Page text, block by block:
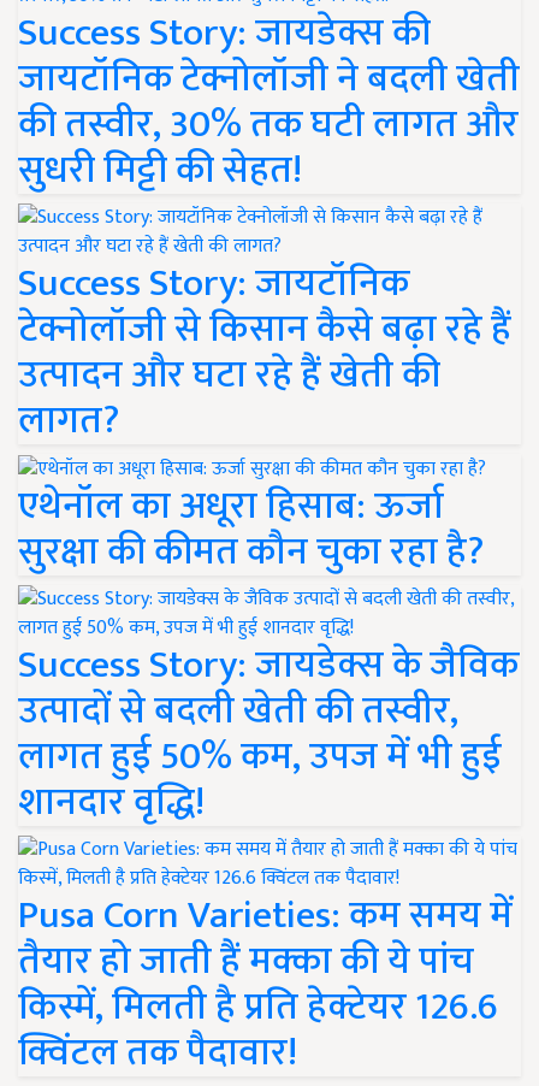
Success Story: जायडेक्स की
जायटॉनिक टेक्नोलॉजी ने बदली खेती
की तस्वीर, 30% तक घटी लागत और
सुधरी मिट्टी की सेहत!
Success Story: जायटॉनिक
टेक्नोलॉजी से किसान कैसे बढ़ा रहे हैं
उत्पादन और घटा रहे हैं खेती की
लागत?
एथेनॉल का अधूरा हिसाब: ऊर्जा
सुरक्षा की कीमत कौन चुका रहा है?
Success Story: जायडेक्स के जैविक
उत्पादों से बदली खेती की तस्वीर,
लागत हुई 50% कम, उपज में भी हुई
शानदार वृद्धि!
Pusa Corn Varieties: कम समय में
तैयार हो जाती हैं मक्का की ये पांच
किस्में, मिलती है प्रति हेक्टेयर 126.6
क्विंटल तक पैदावार!